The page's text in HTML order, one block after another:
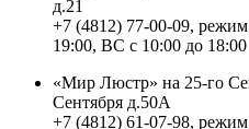
д.21
+7 (4812) 77-00-09,
19:00, ВС с 10:00 до 18:00
«Мир Люстр» на 25-го
Сентября д.50А
+7 (4812) 61-07-98,